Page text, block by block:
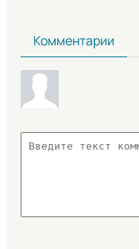
Комментарии